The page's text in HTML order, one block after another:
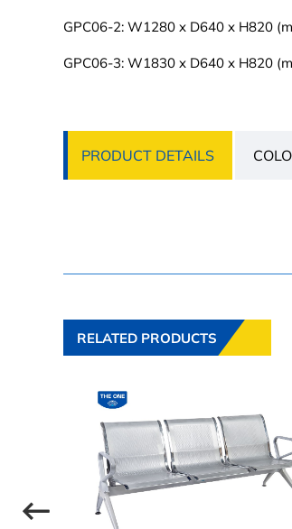
GPC06-2: W1280 x D640 x H820
GPC06-3: W1830 x D640 x H820
PRODUCT DETAILS
RELATED PRODUCTS